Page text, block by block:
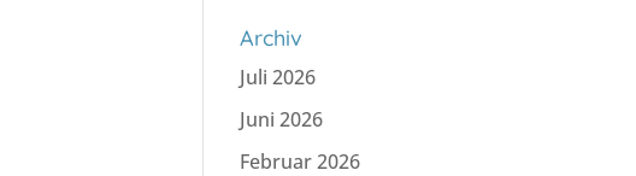
Archiv
Juli 2026
Juni 2026
Februar 2026